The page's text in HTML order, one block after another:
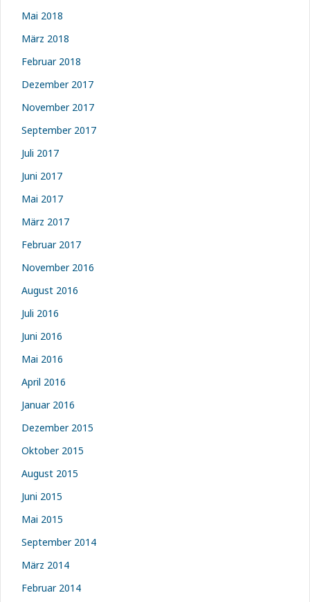
Mai 2018
März 2018
Februar 2018
Dezember 2017
November 2017
September 2017
Juli 2017
Juni 2017
Mai 2017
März 2017
Februar 2017
November 2016
August 2016
Juli 2016
Juni 2016
Mai 2016
April 2016
Januar 2016
Dezember 2015
Oktober 2015
August 2015
Juni 2015
Mai 2015
September 2014
März 2014
Februar 2014